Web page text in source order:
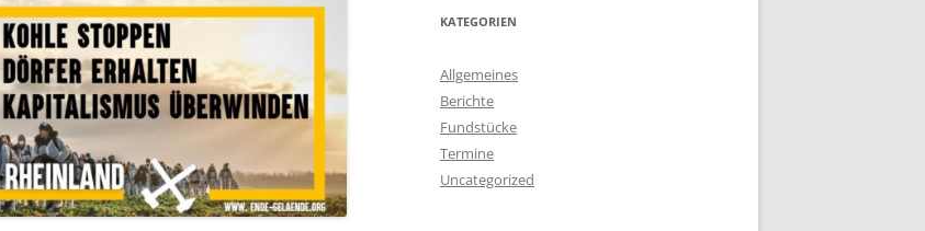
KATEGORIEN
Allgemeines
Berichte
Fundstücke
Termine
Uncategorized